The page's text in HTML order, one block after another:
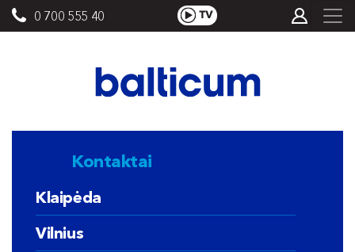
0 700 555 40
Kontaktai
Klaipėda
Vilnius